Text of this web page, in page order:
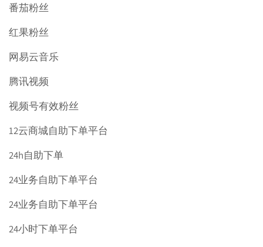
番茄粉丝
红果粉丝
网易云音乐
腾讯视频
视频号有效粉丝
12云商城自助下单平台
24h自助下单
24业务自助下单平台
24业务自助下单平台
24小时下单平台